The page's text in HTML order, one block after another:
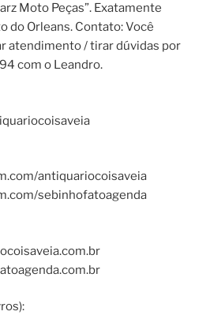
Moto Peças”. Exatamente
do Orleans. Contato: Você
atendimento / tirar dúvidas por
com o Leandro.
antiquariocoisaveia
sebinhofatoagenda